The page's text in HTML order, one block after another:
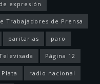
expresión
Trabajadores de Prensa
paritarias paro
Página 12
radio nacional